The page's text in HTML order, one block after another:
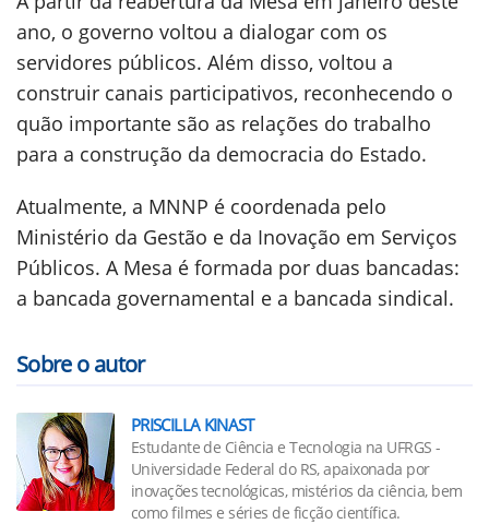
ano, o governo voltou a dialogar com os
servidores públicos. Além disso, voltou a
construir canais participativos, reconhecendo o
quão importante são as relações do trabalho
para a construção da democracia do Estado.
Atualmente, a MNNP é coordenada pelo
Ministério da Gestão e da Inovação em Serviços
Públicos. A Mesa é formada por duas bancadas:
a bancada governamental e a bancada sindical.
Sobre o autor
PRISCILLA KINAST
Estudante de Ciência e Tecnologia na UFRGS -
Universidade Federal do RS, apaixonada por
inovações tecnológicas, mistérios da ciência, bem
como filmes e séries de ficção científica.